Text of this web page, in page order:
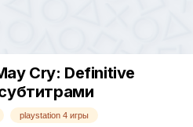
Cry: Definitive
playstation 4 игры